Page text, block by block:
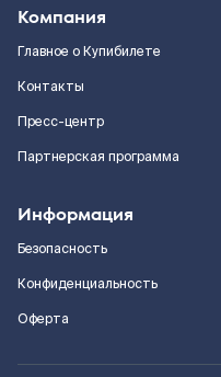
Компания
Главное о Купибилете
Контакты
Пресс-центр
Партнерская программа
Информация
Безопасность
Конфиденциальность
Оферта